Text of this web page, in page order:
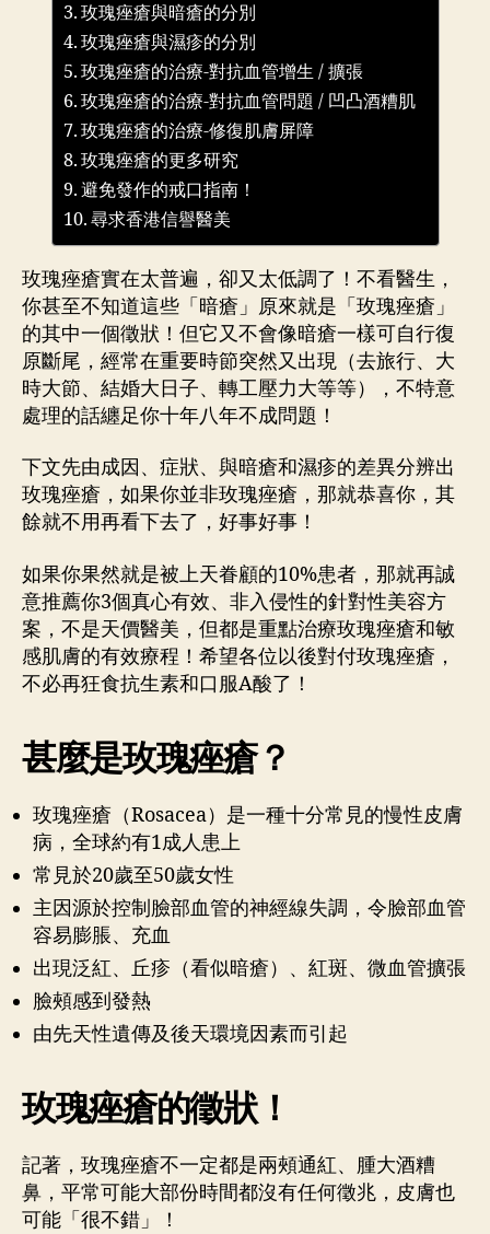
玫瑰痤瘡與暗瘡的分別
玫瑰痤瘡與濕疹的分別
玫瑰痤瘡的治療-對抗血管增生 / 擴張
玫瑰痤瘡的治療-對抗血管問題 / 凹凸酒糟肌
玫瑰痤瘡的治療-修復肌膚屏障
玫瑰痤瘡的更多研究
避免發作的戒口指南！
尋求香港信譽醫美
玫瑰痤瘡實在太普遍，卻又太低調了！不看醫生，
你甚至不知道這些「暗瘡」原來就是「玫瑰痤瘡」
的其中一個徵狀！但它又不會像暗瘡一樣可自行復
原斷尾，經常在重要時節突然又出現（去旅行、大
時大節、結婚大日子、轉工壓力大等等），不特意
處理的話纏足你十年八年不成問題！
下文先由成因、症狀、與暗瘡和濕疹的差異分辨出
玫瑰痤瘡，如果你並非玫瑰痤瘡，那就恭喜你，其
餘就不用再看下去了，好事好事！
如果你果然就是被上天眷顧的10%患者，那就再誠
意推薦你3個真心有效、非入侵性的針對性美容方
案，不是天價醫美，但都是重點治療玫瑰痤瘡和敏
感肌膚的有效療程！希望各位以後對付玫瑰痤瘡，
不必再狂食抗生素和口服A酸了！
甚麼是玫瑰痤瘡？
玫瑰痤瘡（Rosacea）是一種十分常見的慢性皮膚
病，全球約有1成人患上
常見於20歲至50歲女性
主因源於控制臉部血管的神經線失調，令臉部血管
容易膨脹、充血
出現泛紅、丘疹（看似暗瘡）、紅斑、微血管擴張
臉頰感到發熱
由先天性遺傳及後天環境因素而引起
玫瑰痤瘡的徵狀！
記著，玫瑰痤瘡不一定都是兩頰通紅、腫大酒糟
鼻，平常可能大部份時間都沒有任何徵兆，皮膚也
可能「很不錯」！